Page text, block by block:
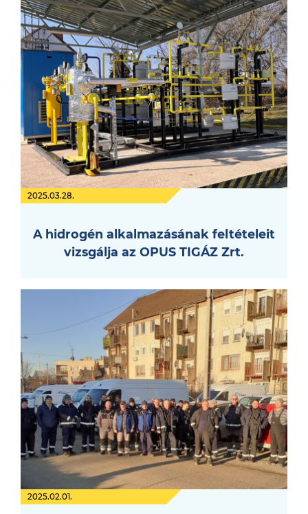
2025.03.28.
A hidrogén alkalmazásának feltételeit
vizsgálja az OPUS TIGÁZ Zrt.
2025.02.01.